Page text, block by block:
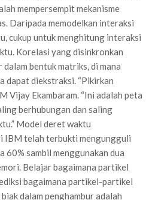
mempersempit mekanisme
Daripada memodelkan interaksi
cukup untuk menghitung interaksi
Korelasi yang disinkronkan
bentuk matriks, di mana
dapat diekstraksi. “Pikirkan
Vijay Ekambaram. “Ini adalah peta
berhubungan dan saling
Model deret waktu
IBM telah terbukti mengungguli
60% sambil menggunakan dua
Belajar bagaimana partikel
bagaimana partikel-partikel
dalam penghambur adalah